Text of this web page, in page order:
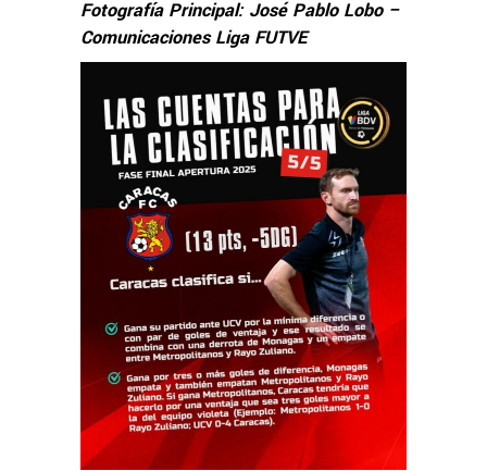
Fotografía Principal: José Pablo Lobo –
Comunicaciones Liga FUTVE